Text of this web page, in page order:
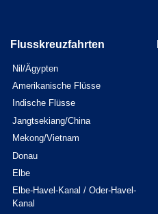
Flusskreuzfahrten
Nil/Ägypten
Amerikanische Flüsse
Indische Flüsse
Jangtsekiang/China
Mekong/Vietnam
Donau
Elbe
Elbe-Havel-Kanal / Oder-Havel-
Kanal